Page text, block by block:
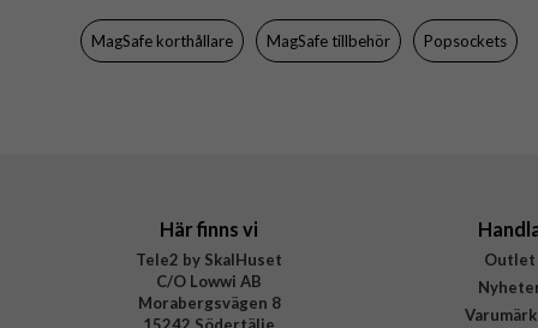
Varumärke
Tillverkarens art nr
MagSafe korthållare MagSafe tillbehör Popsockets
Här finns vi
Tele2 by SkalHuset
C/O Lowwi AB
Morabergsvägen 8
Outlet